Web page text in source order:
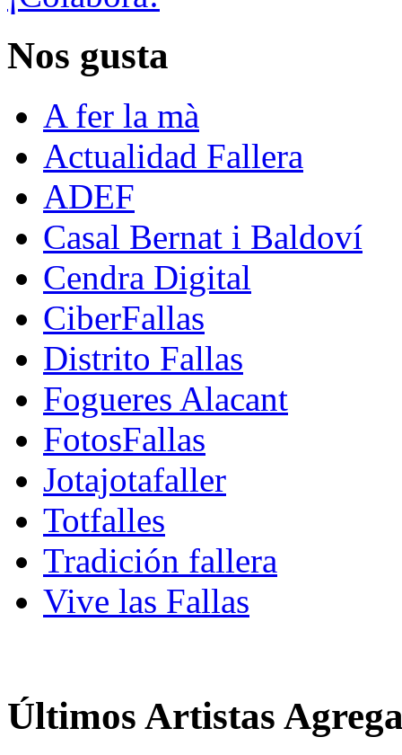
Nos gusta
A fer la mà
Actualidad Fallera
ADEF
Casal Bernat i Baldoví
Cendra Digital
CiberFallas
Distrito Fallas
Fogueres Alacant
FotosFallas
Jotajotafaller
Totfalles
Tradición fallera
Vive las Fallas
Últimos Artistas